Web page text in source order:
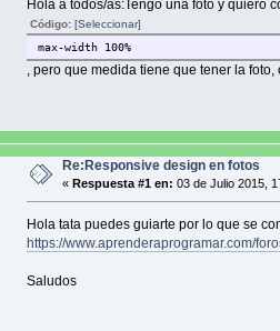
Hola a todos/as:Tengo una foto y quiero
Código: [Seleccionar]
max-width 100%
, pero que medida tiene que tener la
Re:Responsive design en fotos
« Respuesta #1 en: 03 de Julio 2015,
Hola tata puedes guiarte por lo que se
https://www.aprenderaprogramar.com/
Saludos